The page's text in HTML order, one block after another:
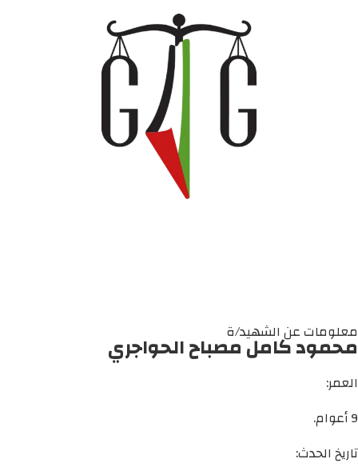
معلومات عن الشهيد/ة
محمود كامل مصباح الحواجري
العمر:
9 أعوام.
تاريخ الحدث: